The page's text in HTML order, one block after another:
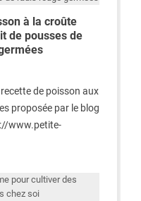
à la croûte
de pousses de
de poisson aux
proposée par le blog
www.petite-